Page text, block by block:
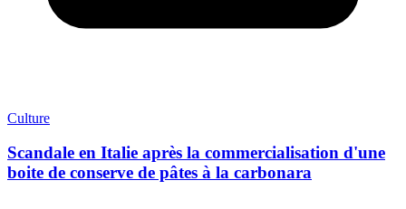
Culture
Scandale en Italie après la commercialisation d'une
boite de conserve de pâtes à la carbonara